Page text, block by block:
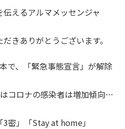
伝えるアルマメッセンジャ
きありがとうございます。
で、「緊急事態宣言」が解除
コロナの感染者は増加傾向…
3密」「Stay at home」